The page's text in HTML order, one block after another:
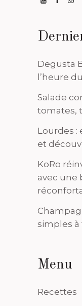
Degusta
l’heure
Salade
tomates,
Lourdes :
et
KoRo
avec une
simples à
Menu
Recettes